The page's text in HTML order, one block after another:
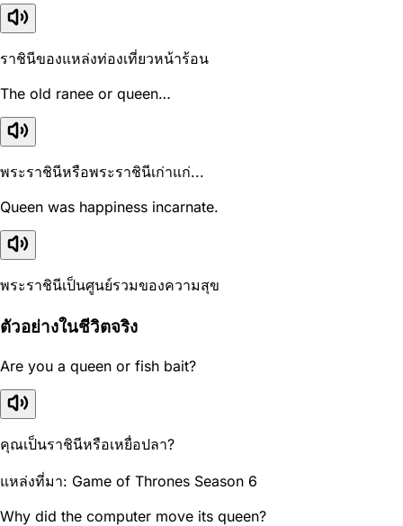
ราชินีของแหล่งท่องเที่ยวหน้าร้อน
The old ranee or queen…
พระราชินีหรือพระราชินีเก่าแก่...
Queen was happiness incarnate.
พระราชินีเป็นศูนย์รวมของความสุข
ตัวอย่างในชีวิตจริง
Are you a queen or fish bait?
คุณเป็นราชินีหรือเหยื่อปลา?
แหล่งที่มา: Game of Thrones Season 6
Why did the computer move its queen?